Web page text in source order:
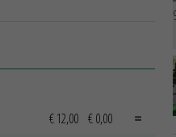
€ 12,00 € 0,00